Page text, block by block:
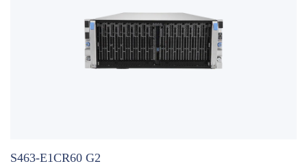
S463-E1CR60 G2